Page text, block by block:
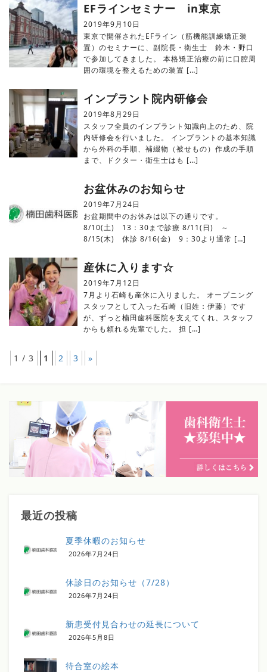
EFラインセミナー in東京
2019年9月10日
東京で開催されたEFライン（筋機能訓練矯正装
置）のセミナーに、副院長・衛生士 鈴木・野口
で参加してきました。 本格矯正治療の前に口腔周
囲の環境を整えるための装置 […]
インプラント院内研修会
2019年8月29日
スタッフ全員のインプラント知識向上のため、院
内研修会を行いました。 インプラントの基本知識
から外科の手順、補綴物（被せもの）作成の手順
まで、ドクター・衛生士はも […]
お盆休みのお知らせ
2019年7月24日
お盆期間中のお休みは以下の通りです。
8/10(土) 13：30まで診療 8/11(日) ～
8/15(木) 休診 8/16(金) 9：30より通常 […]
産休に入ります☆
2019年7月12日
7月より石崎も産休に入りました。 オープニング
スタッフとして入った石崎（旧姓：伊藤）です
が、ずっと楠田歯科医院を支えてくれ、スタッフ
からも頼れる先輩でした。 担 […]
1 / 3 1 2 3 »
最近の投稿
夏季休暇のお知らせ
2026年7月24日
休診日のお知らせ（7/28）
2026年7月24日
新患受付見合わせの延長について
2026年5月8日
待合室の絵本